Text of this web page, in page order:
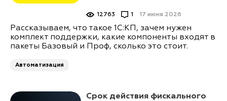
17 июня 2026
12763 1
Рассказываем, что такое 1С:КП, зачем нужен
комплект поддержки, какие компоненты входят в
пакеты Базовый и Проф, сколько это стоит.
Автоматизация
Срок действия фискального